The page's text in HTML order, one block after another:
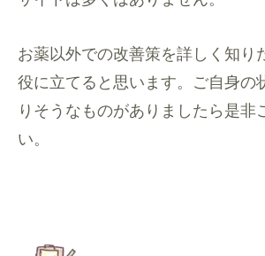
お薬以外での改善策を詳しく知り
役に立てると思います。ご自身の
りそうなものがありましたら是非
い。